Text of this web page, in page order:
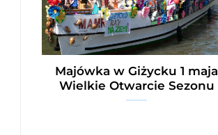
Majówka w Giżycku 1 maja
Wielkie Otwarcie Sezonu